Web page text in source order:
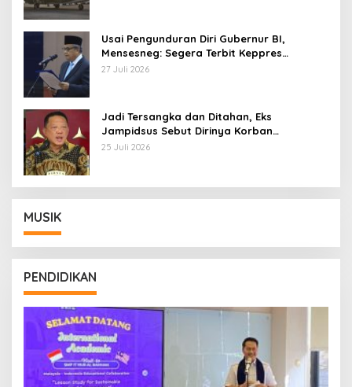
Usai Pengunduran Diri Gubernur BI,
Mensesneg: Segera Terbit Keppres
Pemberhentian dengan Hormat
27 Juli 2026
Jadi Tersangka dan Ditahan, Eks
Jampidsus Sebut Dirinya Korban
Kriminalisasi
25 Juli 2026
MUSIK
PENDIDIKAN